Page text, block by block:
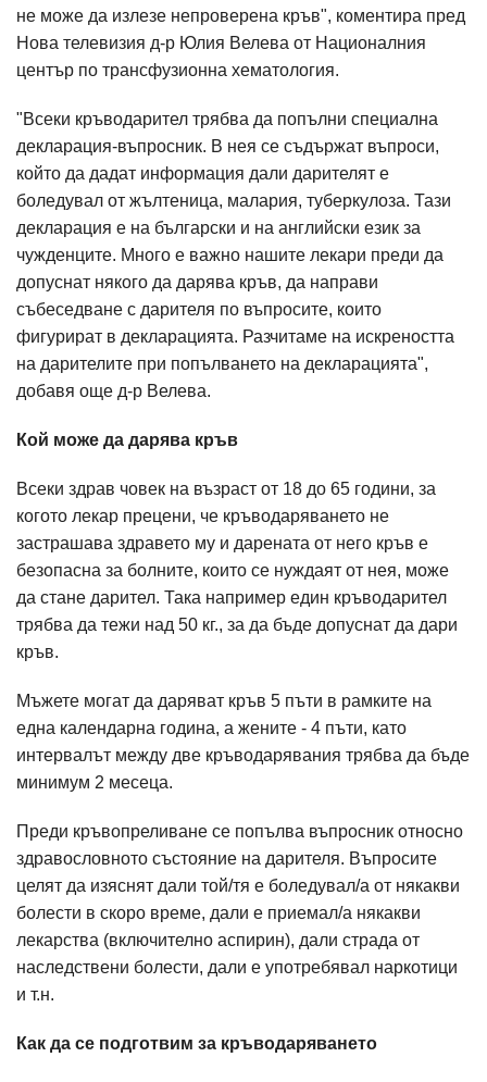
не може да излезе непроверена кръв", коментира пред
Нова телевизия д-р Юлия Велева от Националния
център по трансфузионна хематология.
"Всеки кръводарител трябва да попълни специална
декларация-въпросник. В нея се съдържат въпроси,
който да дадат информация дали дарителят е
боледувал от жълтеница, малария, туберкулоза. Тази
декларация е на български и на английски език за
чужденците. Много е важно нашите лекари преди да
допуснат някого да дарява кръв, да направи
събеседване с дарителя по въпросите, които
фигурират в декларацията. Разчитаме на искреността
на дарителите при попълването на декларацията",
добавя още д-р Велева.
Кой може да дарява кръв
Всеки здрав човек на възраст от 18 до 65 години, за
когото лекар прецени, че кръводаряването не
застрашава здравето му и дарената от него кръв е
безопасна за болните, които се нуждаят от нея, може
да стане дарител. Така например един кръводарител
трябва да тежи над 50 кг., за да бъде допуснат да дари
кръв.
Мъжете могат да даряват кръв 5 пъти в рамките на
една календарна година, а жените - 4 пъти, като
интервалът между две кръводарявания трябва да бъде
минимум 2 месеца.
Преди кръвопреливане се попълва въпросник относно
здравословното състояние на дарителя. Въпросите
целят да изяснят дали той/тя е боледувал/а от някакви
болести в скоро време, дали е приемал/а някакви
лекарства (включително аспирин), дали страда от
наследствени болести, дали е употребявал наркотици
и т.н.
Как да се подготвим за кръводаряването